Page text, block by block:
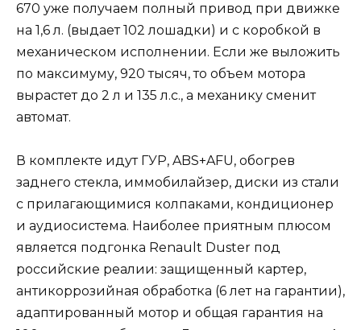
670 уже получаем полный привод при движке
на 1,6 л. (выдает 102 лошадки) и с коробкой в
механическом исполнении. Если же выложить
по максимуму, 920 тысяч, то объем мотора
вырастет до 2 л и 135 л.с., а механику сменит
автомат.
В комплекте идут ГУР, ABS+AFU, обогрев
заднего стекла, иммобилайзер, диски из стали
с прилагающимися колпаками, кондиционер
и аудиосистема. Наиболее приятным плюсом
является подгонка Renault Duster под
российские реалии: защищенный картер,
антикоррозийная обработка (6 лет на гарантии),
адаптированный мотор и общая гарантия на